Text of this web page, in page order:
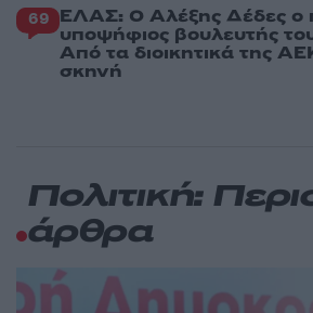
69 ΕΛΑΣ: Ο Αλέξης Δέδες ο
υποψήφιος βουλευτής
Από τα διοικητικά της
σκηνή
Πολιτική:
άρθρα